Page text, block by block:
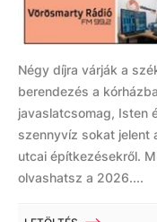
Négy díjra várják a
berendezés a
javaslatcsomag, Isten
szennyvíz sokat jelent
utcai építkezésekről.
olvashatsz a 2026....